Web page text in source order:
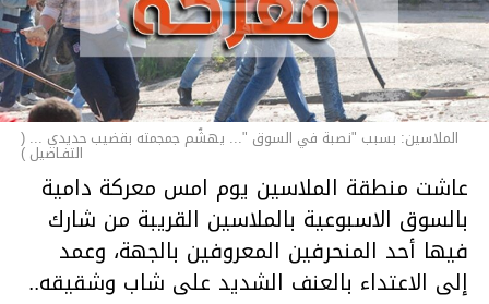
الملاسين: بسبب "نصبة في السوق "... يهشّم جمجمته بقضيب حديدي ... (
التفـاصيل )
عاشت منطقة الملاسين يوم امس معركة دامية
بالسوق الاسبوعية بالملاسين القريبة من شارك
فيها أحد المنحرفين المعروفين بالجهة، وعمد
إلى الاعتداء بالعنف الشديد على شاب وشقيقه..